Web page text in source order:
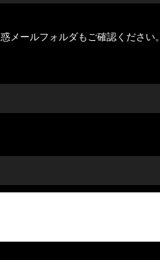
メールフォルダもご確認ください。